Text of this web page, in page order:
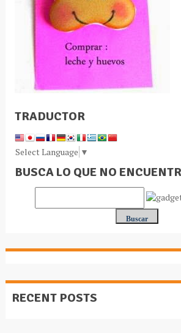
TRADUCTOR
Select Language ▼
BUSCA LO QUE NO
RECENT POSTS